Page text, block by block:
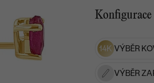
Konfigurace
14K VÝBĚR
VÝBĚR